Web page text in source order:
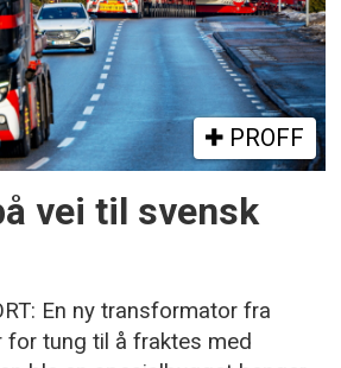
PROFF
vei til svensk
En ny transformator fra
for tung til å fraktes med